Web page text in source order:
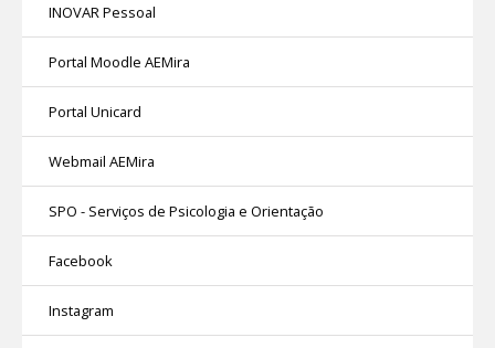
INOVAR Pessoal
Portal Moodle AEMira
Portal Unicard
Webmail AEMira
SPO - Serviços de Psicologia e Orientação
Facebook
Instagram